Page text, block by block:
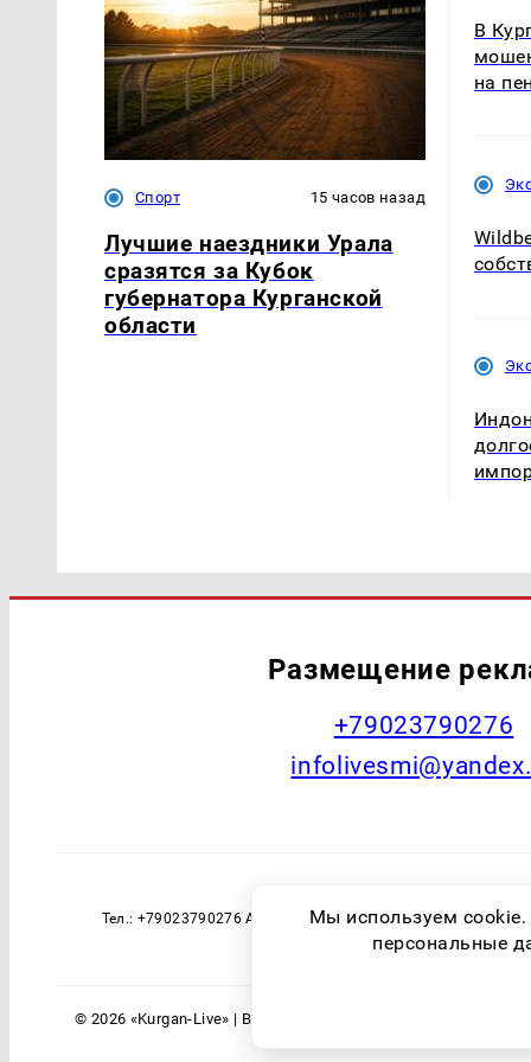
Спорт 15 часов назад
Лучшие наездники Урала
сразятся за Кубок
губернатора Курганской
области
В
на
Размещение
+79023790276
Тел.: +79023790276 Адрес эл. почты:
технологий и
© 2026 «Kurgan-Live» | Все права защищены
Мы используем
персональные